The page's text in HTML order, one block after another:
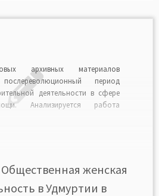
архивных материалов
послереволюционный период
деятельности в сфере
Анализируется работа
Представлены материалы
Удмуртии в работе местных
[…]
женская
в Удмуртии в